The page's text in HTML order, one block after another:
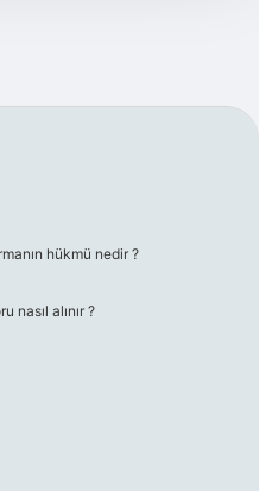
hükmü nedir ?
nasıl alınır ?